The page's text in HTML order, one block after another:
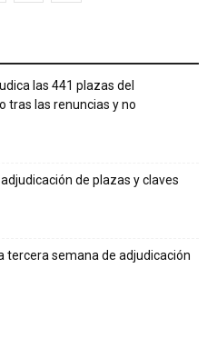
las 441 plazas del
tras las renuncias y no
de plazas y claves
tercera semana de adjudicación